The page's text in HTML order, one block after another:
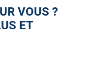
VOUS ?
ET